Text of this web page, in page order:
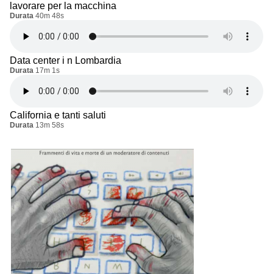
lavorare per la macchina
Durata 40m 48s
Data center i n Lombardia
Durata 17m 1s
California e tanti saluti
Durata 13m 58s